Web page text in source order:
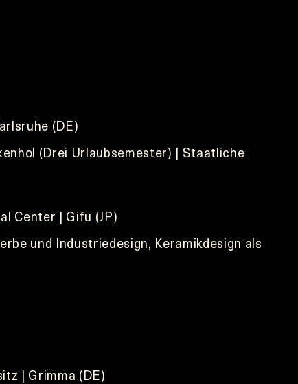
(DE)
(Drei Urlaubsemester) | Staatliche
Center | Gifu (JP)
und Industriedesign, Keramikdesign als
| Grimma (DE)